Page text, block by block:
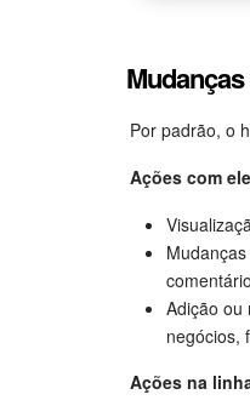
Por padrão, o
Ações com
Adição ou
negócios,
Ações na